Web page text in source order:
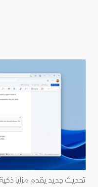
تحديث جديد يقدم مزايا